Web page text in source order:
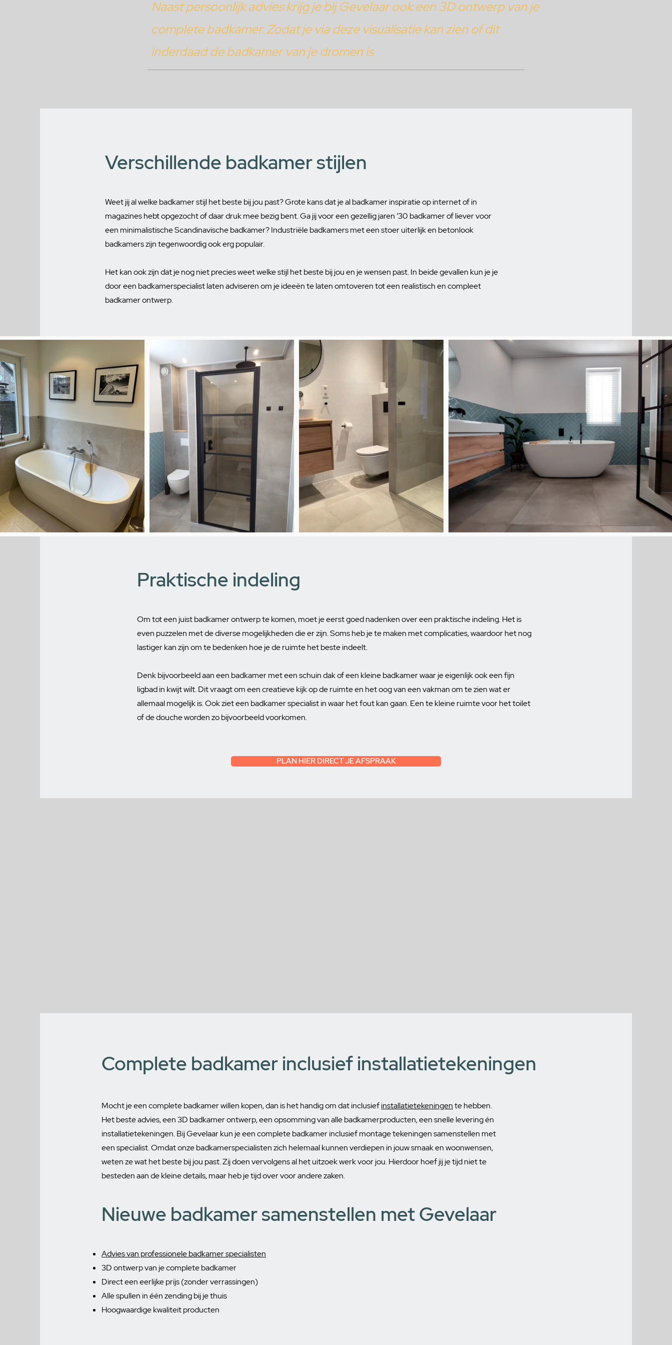
Naast persoonlijk advies krijg je bij Gevelaar ook een 3D ontwerp van je
complete badkamer. Zodat je via deze visualisatie kan zien of dit
inderdaad de badkamer van je dromen is
Verschillende badkamer stijlen
Weet jij al welke badkamer stijl het beste bij jou past? Grote kans dat je al badkamer inspiratie op internet of in
magazines hebt opgezocht of daar druk mee bezig bent. Ga jij voor een gezellig jaren ’30 badkamer of liever voor
een minimalistische Scandinavische badkamer? Industriële badkamers met een stoer uiterlijk en betonlook
badkamers zijn tegenwoordig ook erg populair.
Het kan ook zijn dat je nog niet precies weet welke stijl het beste bij jou en je wensen past. In beide gevallen kun je je
door een badkamerspecialist laten adviseren om je ideeën te laten omtoveren tot een realistisch en compleet
badkamer ontwerp.
Praktische indeling
Om tot een juist badkamer ontwerp te komen, moet je eerst goed nadenken over een praktische indeling. Het is
even puzzelen met de diverse mogelijkheden die er zijn. Soms heb je te maken met complicaties, waardoor het nog
lastiger kan zijn om te bedenken hoe je de ruimte het beste indeelt.
Denk bijvoorbeeld aan een badkamer met een schuin dak of een kleine badkamer waar je eigenlijk ook een fijn
ligbad in kwijt wilt. Dit vraagt om een creatieve kijk op de ruimte en het oog van een vakman om te zien wat er
allemaal mogelijk is. Ook ziet een badkamer specialist in waar het fout kan gaan. Een te kleine ruimte voor het toilet
of de douche worden zo bijvoorbeeld voorkomen.
PLAN HIER DIRECT JE AFSPRAAK
Complete badkamer inclusief installatietekeningen
Mocht je een complete badkamer willen kopen, dan is het handig om dat inclusiefinstallatietekeningente hebben.
Het beste advies, een 3D badkamer ontwerp, een opsomming van alle badkamerproducten, een snelle levering én
installatietekeningen. Bij Gevelaar kun je een complete badkamer inclusief montage tekeningen samenstellen met
een specialist. Omdat onze badkamerspecialisten zich helemaal kunnen verdiepen in jouw smaak en woonwensen,
weten ze wat het beste bij jou past. Zij doen vervolgens al het uitzoek werk voor jou. Hierdoor hoef jij je tijd niet te
besteden aan de kleine details, maar heb je tijd over voor andere zaken.
Nieuwe badkamer samenstellen met Gevelaar
Advies van professionele badkamer specialisten
3D ontwerp van je complete badkamer
Direct een eerlijke prijs (zonder verrassingen)
Alle spullen in één zending bij je thuis
Hoogwaardige kwaliteit producten